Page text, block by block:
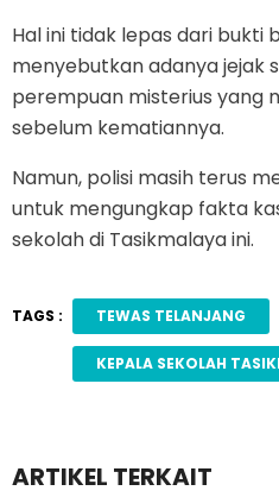
Hal ini tidak lepas dari bukti
menyebutkan adanya jejak
perempuan misterius yang
sebelum kematiannya.
Namun, polisi masih terus
untuk mengungkap fakta
sekolah di Tasikmalaya ini.
TAGS : TEWAS TELANJANG
KEPALA SEKOLAH
ARTIKEL TERKAIT